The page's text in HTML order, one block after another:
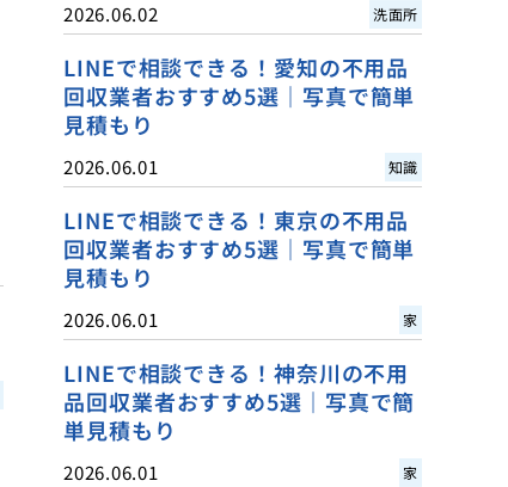
2026.06.02 洗面所
LINEで相談できる！愛知の不用品
回収業者おすすめ5選｜写真で簡単
見積もり
2026.06.01 知識
LINEで相談できる！東京の不用品
回収業者おすすめ5選｜写真で簡単
見積もり
2026.06.01 家
LINEで相談できる！神奈川の不用
品回収業者おすすめ5選｜写真で簡
単見積もり
2026.06.01 家